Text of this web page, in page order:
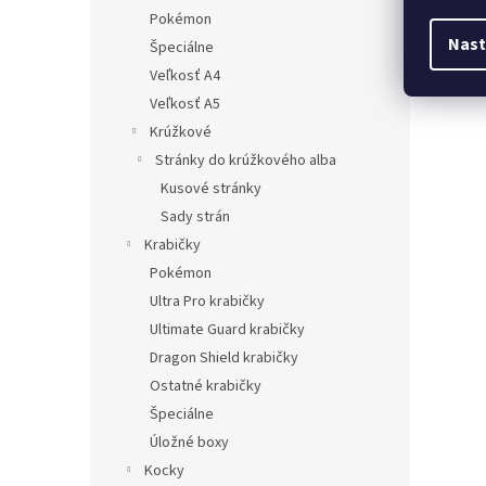
Pokémon
Špeciálne
Veľkosť A4
Veľkosť A5
Krúžkové
Stránky do krúžkového alba
Kusové stránky
Sady strán
Krabičky
Pokémon
Ultra Pro krabičky
Ultimate Guard krabičky
Dragon Shield krabičky
Ostatné krabičky
Špeciálne
Úložné boxy
Kocky